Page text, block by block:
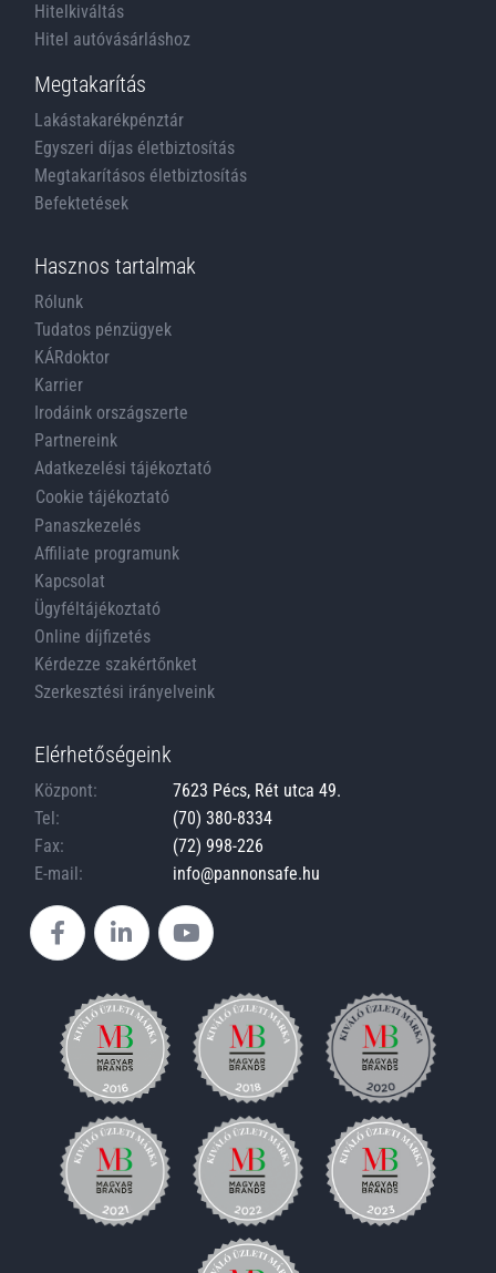
Hitelkiváltás
Hitel autóvásárláshoz
Megtakarítás
Lakástakarékpénztár
Egyszeri díjas életbiztosítás
Megtakarításos életbiztosítás
Befektetések
Hasznos tartalmak
Rólunk
Tudatos pénzügyek
KÁRdoktor
Karrier
Irodáink országszerte
Partnereink
Adatkezelési tájékoztató
Cookie tájékoztató
Panaszkezelés
Affiliate programunk
Kapcsolat
Ügyféltájékoztató
Online díjfizetés
Kérdezze szakértőnket
Szerkesztési irányelveink
Elérhetőségeink
Központ:
7623 Pécs, Rét utca 49.
Tel:
(70) 380-8334
Fax:
(72) 998-226
E-mail:
info@pannonsafe.hu